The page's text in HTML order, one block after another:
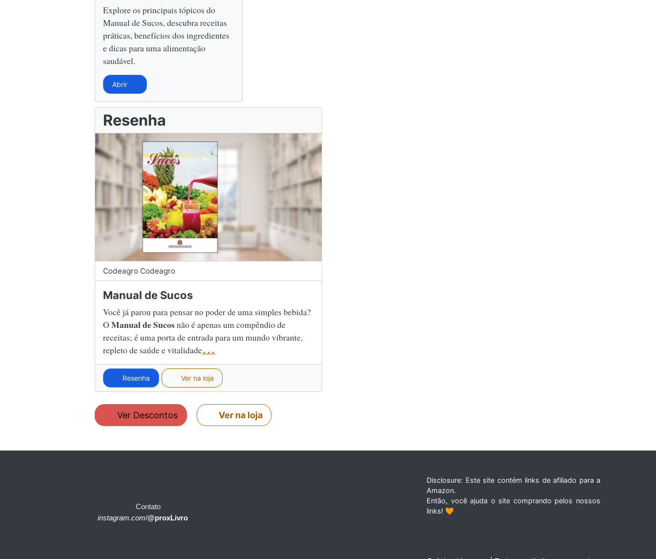
Explore os principais tópicos do
Manual de Sucos, descubra receitas
práticas, benefícios dos ingredientes
e dicas para uma alimentação
saudável.
Abrir
Resenha
Codeagro Codeagro
Manual de Sucos
Você já parou para pensar no poder de uma simples bebida?
O Manual de Sucosnão é apenas um compêndio de
receitas; é uma porta de entrada para um mundo vibrante,
repleto de saúde e vitalidade...
Resenha Ver na loja
Ver Descontos Ver na loja
Contato
instagram.com/@proxLivro
Disclosure: Este site contém links de afiliado para a
Amazon.
Então, você ajuda o site comprando pelos nossos
links! 🧡